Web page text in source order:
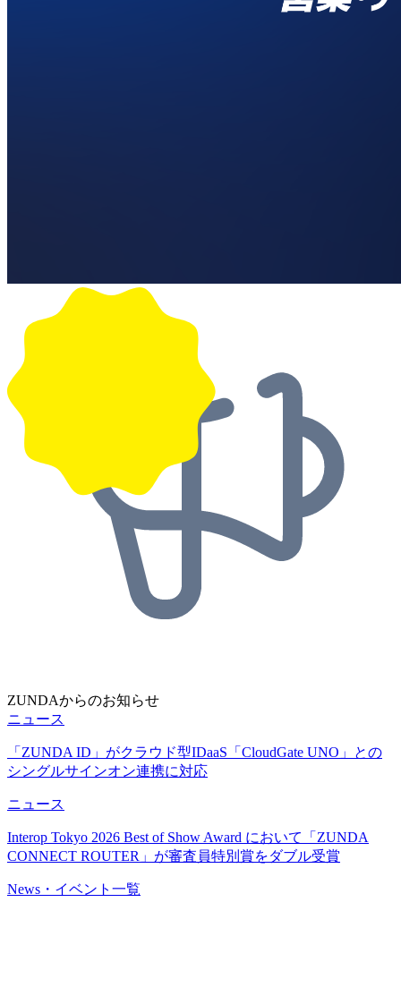
ZUNDAからのお知らせ
ニュース
「ZUNDA ID」がクラウド型IDaaS「CloudGate UNO」との
シングルサインオン連携に対応
ニュース
Interop Tokyo 2026 Best of Show Award において「ZUNDA
CONNECT ROUTER」が審査員特別賞をダブル受賞
News・イベント一覧